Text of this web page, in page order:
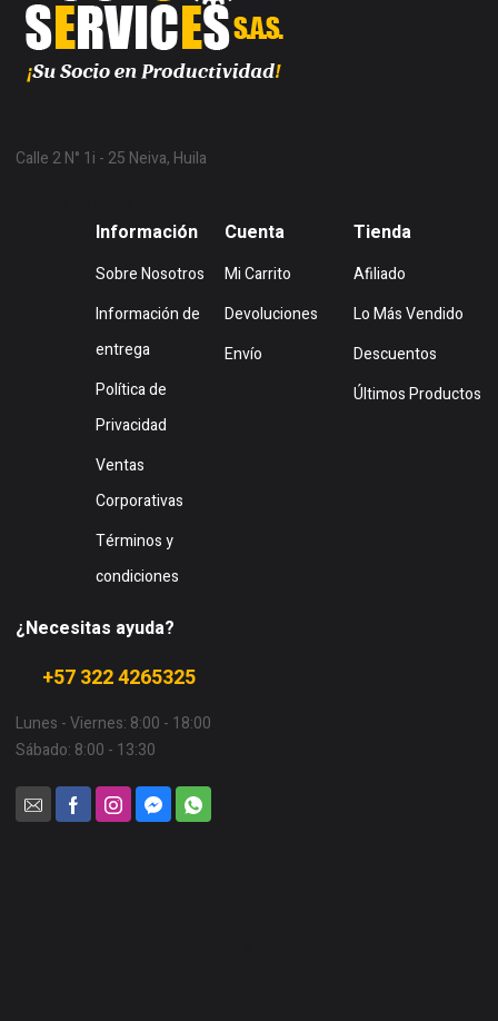
Calle 2 N° 1i - 25 Neiva, Huila
Información
Sobre Nosotros
Información de
entrega
Política de
Privacidad
Ventas
Corporativas
Términos y
condiciones
Cuenta
Mi Carrito
Devoluciones
Envío
Tienda
Afiliado
Lo Más Vendido
Descuentos
Últimos Productos
¿Necesitas ayuda?
+57 322 4265325
Lunes - Viernes: 8:00 - 18:00
Sábado: 8:00 - 13:30